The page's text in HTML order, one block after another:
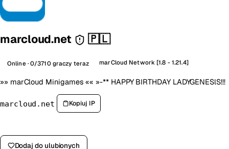
marcloud.net 🇵🇱
Online · 0/3710 graczy teraz marCloud Network [1.8 - 1.21.4]
»» marCloud Minigames «« »-** HAPPY BIRTHDAY LADYGENESlS!!!
marcloud.net Kopiuj IP
Dodaj do ulubionych